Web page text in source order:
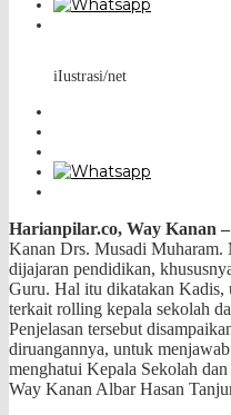
iIustrasi/net
Harianpilar.co, Way Kanan –
Kanan Drs. Musadi
dijajaran pendidikan,
Guru. Hal itu dikatakan Kadis,
terkait rolling kepala sekolah
Penjelasan tersebut
diruangannya, untuk
menghatui Kepala Sekolah
Way Kanan Albar Hasan